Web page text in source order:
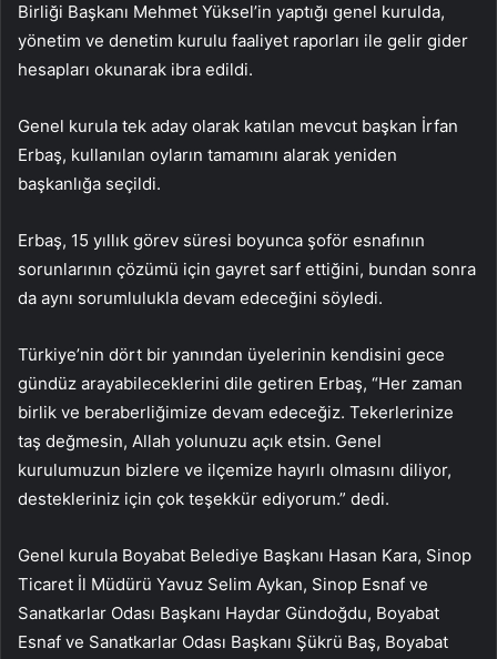
Birliği Başkanı Mehmet Yüksel’in yaptığı genel kurulda,
yönetim ve denetim kurulu faaliyet raporları ile gelir gider
hesapları okunarak ibra edildi.
Genel kurula tek aday olarak katılan mevcut başkan İrfan
Erbaş, kullanılan oyların tamamını alarak yeniden
başkanlığa seçildi.
Erbaş, 15 yıllık görev süresi boyunca şoför esnafının
sorunlarının çözümü için gayret sarf ettiğini, bundan sonra
da aynı sorumlulukla devam edeceğini söyledi.
Türkiye’nin dört bir yanından üyelerinin kendisini gece
gündüz arayabileceklerini dile getiren Erbaş, “Her zaman
birlik ve beraberliğimize devam edeceğiz. Tekerlerinize
taş değmesin, Allah yolunuzu açık etsin. Genel
kurulumuzun bizlere ve ilçemize hayırlı olmasını diliyor,
destekleriniz için çok teşekkür ediyorum.” dedi.
Genel kurula Boyabat Belediye Başkanı Hasan Kara, Sinop
Ticaret İl Müdürü Yavuz Selim Aykan, Sinop Esnaf ve
Sanatkarlar Odası Başkanı Haydar Gündoğdu, Boyabat
Esnaf ve Sanatkarlar Odası Başkanı Şükrü Baş, Boyabat